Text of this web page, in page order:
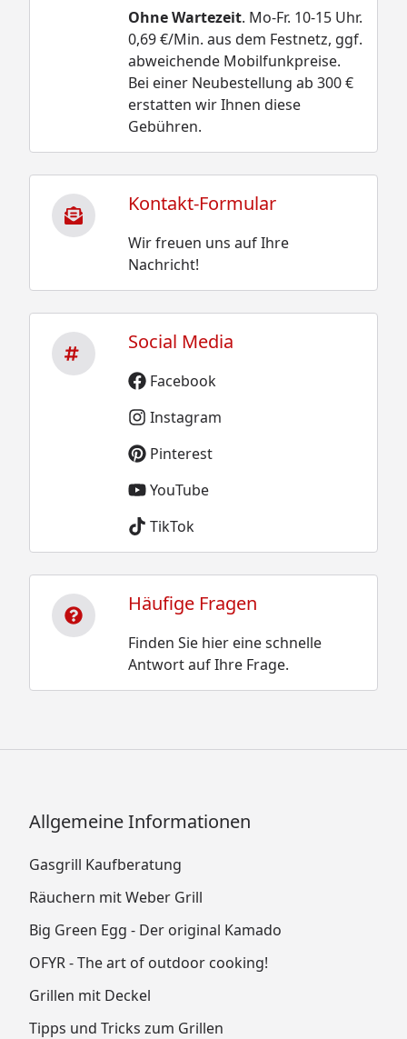
Ohne Wartezeit. Mo-Fr. 10-15 Uhr.
0,69 €/Min. aus dem Festnetz, ggf.
abweichende Mobilfunkpreise.
Bei einer Neubestellung ab 300 €
erstatten wir Ihnen diese
Gebühren.
Kontakt-Formular
Wir freuen uns auf Ihre
Nachricht!
Social Media
Facebook
Instagram
Pinterest
YouTube
TikTok
Häufige Fragen
Finden Sie hier eine schnelle
Antwort auf Ihre Frage.
Allgemeine Informationen
Gasgrill Kaufberatung
Räuchern mit Weber Grill
Big Green Egg - Der original Kamado
OFYR - The art of outdoor cooking!
Grillen mit Deckel
Tipps und Tricks zum Grillen